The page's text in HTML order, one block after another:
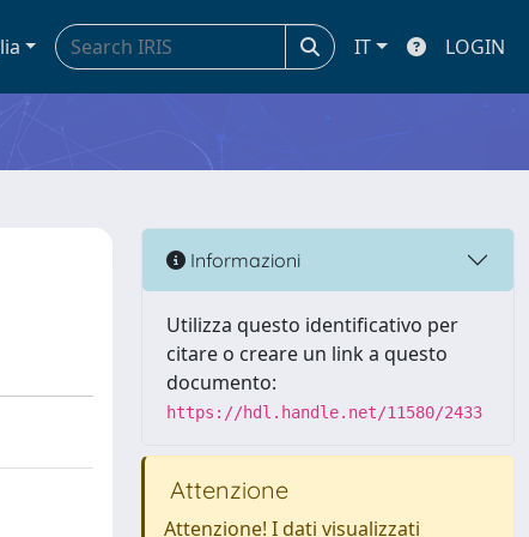
IT LOGIN
Informazioni
Utilizza questo identificativo per
citare o creare un link a questo
documento:
https://hdl.handle.net/11580/2433
Attenzione
Attenzione! I dati visualizzati